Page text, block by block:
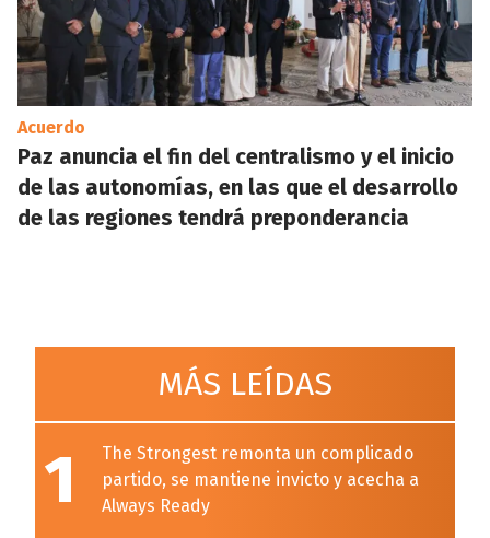
Acuerdo
Paz anuncia el fin del centralismo y el inicio
de las autonomías, en las que el desarrollo
de las regiones tendrá preponderancia
MÁS LEÍDAS
1
The Strongest remonta un complicado
partido, se mantiene invicto y acecha a
Always Ready